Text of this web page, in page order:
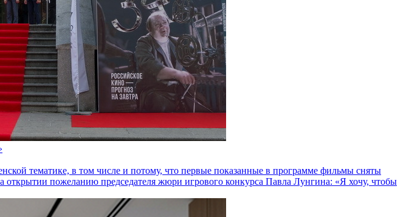
тематике, в том числе и потому, что первые показанные в программе фильмы сняты
пожеланию председателя жюри игрового конкурса Павла Лунгина: «Я хочу, чтобы